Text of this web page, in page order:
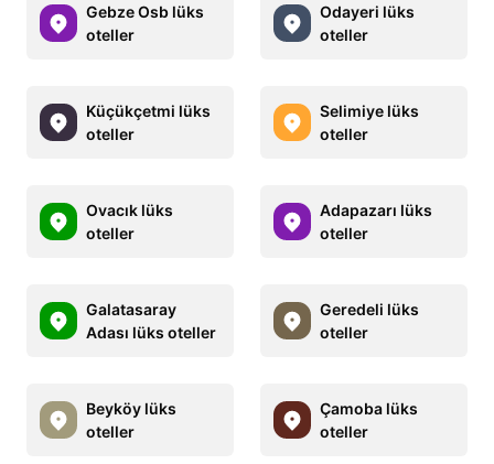
Gebze Osb lüks
oteller
Odayeri lüks
oteller
Küçükçetmi lüks
oteller
Selimiye lüks
oteller
Ovacık lüks
oteller
Adapazarı lüks
oteller
Galatasaray
Adası lüks oteller
Geredeli lüks
oteller
Beyköy lüks
oteller
Çamoba lüks
oteller